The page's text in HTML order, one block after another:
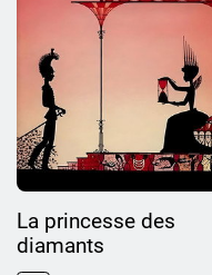
La princesse des
diamants